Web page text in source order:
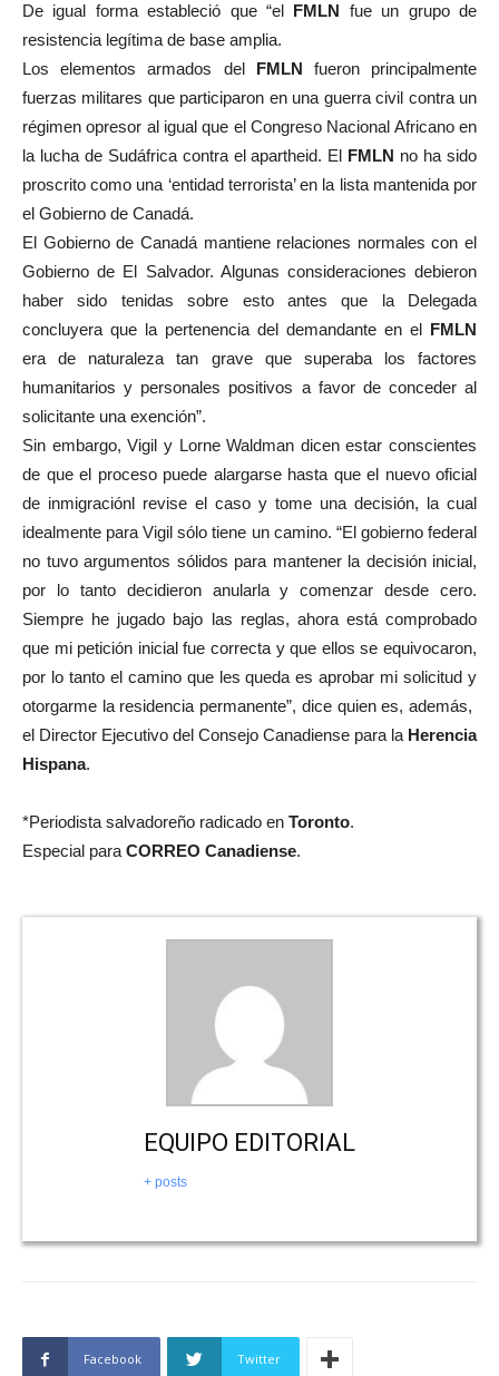
De igual forma estableció que “el FMLN fue un grupo de
resistencia legítima de base amplia.
Los elementos armados del FMLN fueron principalmente
fuerzas militares que participaron en una guerra civil contra un
régimen opresor al igual que el Congreso Nacional Africano en
la lucha de Sudáfrica contra el apartheid. El FMLN no ha sido
proscrito como una ‘entidad terrorista’ en la lista mantenida por
el Gobierno de Canadá.
El Gobierno de Canadá mantiene relaciones normales con el
Gobierno de El Salvador. Algunas consideraciones debieron
haber sido tenidas sobre esto antes que la Delegada
concluyera que la pertenencia del demandante en el FMLN
era de naturaleza tan grave que superaba los factores
humanitarios y personales positivos a favor de conceder al
solicitante una exención”.
Sin embargo, Vigil y Lorne Waldman dicen estar conscientes
de que el proceso puede alargarse hasta que el nuevo oficial
de inmigraciónl revise el caso y tome una decisión, la cual
idealmente para Vigil sólo tiene un camino. “El gobierno federal
no tuvo argumentos sólidos para mantener la decisión inicial,
por lo tanto decidieron anularla y comenzar desde cero.
Siempre he jugado bajo las reglas, ahora está comprobado
que mi petición inicial fue correcta y que ellos se equivocaron,
por lo tanto el camino que les queda es aprobar mi solicitud y
otorgarme la residencia permanente”, dice quien es, además,
el Director Ejecutivo del Consejo Canadiense para la Herencia
Hispana.
*Periodista salvadoreño radicado en Toronto.
Especial para CORREO Canadiense.
EQUIPO EDITORIAL
+ posts
Facebook Twitter